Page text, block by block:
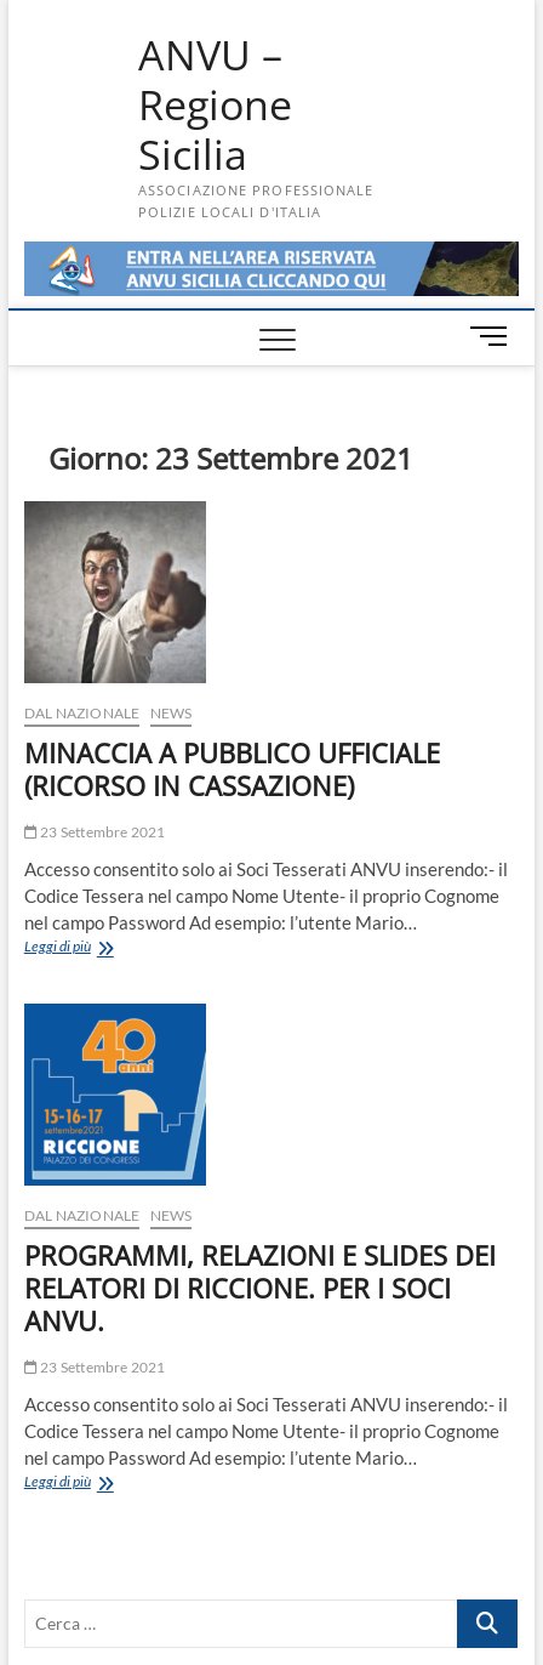
ANVU –
Regione
Sicilia
ASSOCIAZIONE PROFESSIONALE
POLIZIE LOCALI D'ITALIA
M
e
Giorno: 23 Settembre 2021
DAL NAZIONALE NEWS
MINACCIA A PUBBLICO UFFICIALE
(RICORSO IN CASSAZIONE)
23 Settembre 2021
Accesso consentito solo ai Soci Tesserati ANVU inserendo:- il
Codice Tessera nel campo Nome Utente- il proprio Cognome
nel campo Password Ad esempio: l’utente Mario…
Leggi di piùMINACCIA
(RICORSO
IN
CASSAZIONE)
DAL NAZIONALE NEWS
PROGRAMMI, RELAZIONI E SLIDES DEI
RELATORI DI RICCIONE. PER I SOCI
ANVU.
23 Settembre 2021
Accesso consentito solo ai Soci Tesserati ANVU inserendo:- il
Codice Tessera nel campo Nome Utente- il proprio Cognome
nel campo Password Ad esempio: l’utente Mario…
Leggi di piùPROGRAMMI,
RICCIONE.
Cerca